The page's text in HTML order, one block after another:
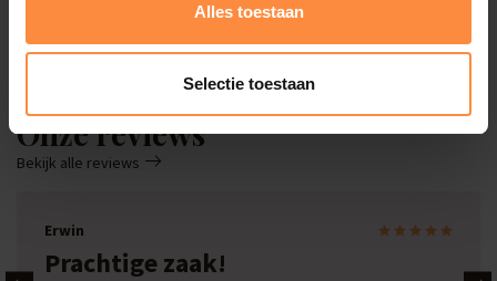
Alles toestaan
Selectie toestaan
Deals
Onze reviews
Bekijk alle reviews
Erwin
Prachtige zaak!